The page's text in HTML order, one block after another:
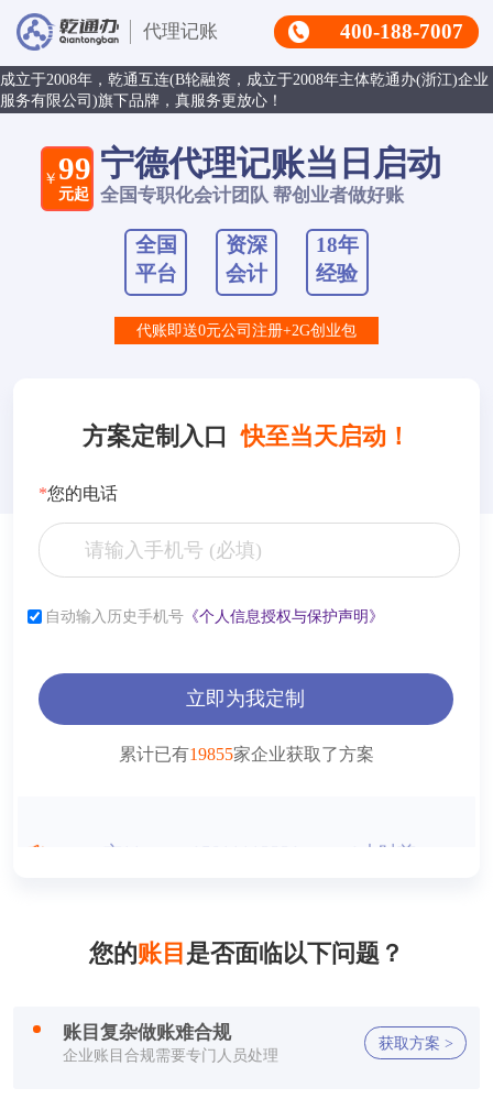
代理记账 400-188-7007
成立于2008年，乾通互连(B轮融资，成立于2008年主体乾通办(浙江)企业
服务有限公司)旗下品牌，真服务更放心！
￥99
元起
宁德代理记账当日启动
全国专职化会计团队 帮创业者做好账
全国
平台
资深
会计
18年
经验
代账即送0元公司注册+2G创业包
方案定制入口快至当天启动！
*您的电话
自动输入历史手机号《个人信息授权与保护声明》
立即为我定制
累计已有19855家企业获取了方案
李** 181****2321 6小时前
薛** 150****4427 1小时前
曾** 150****9568 1小时前
方** 150****2321 1小时前
您的账目 是否面临以下问题？
账目复杂做账难合规
企业账目合规需要专门人员处理
获取方案 >